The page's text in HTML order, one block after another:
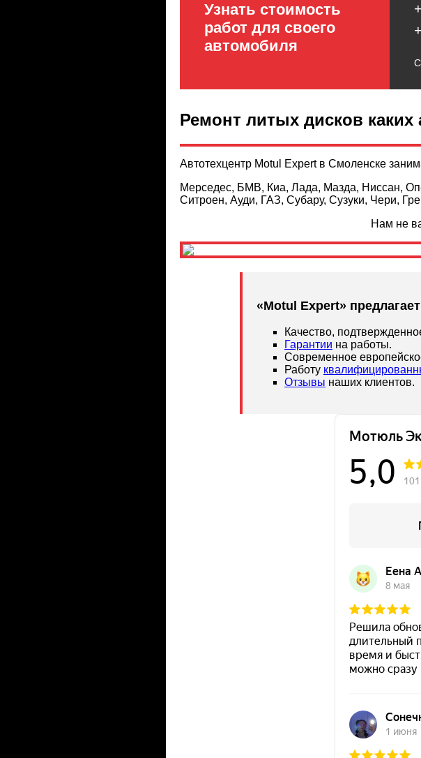
Узнать стоимость
работ для своего
автомобиля
Ремонт литых дисков
Автотехцентр Motul Expert в Смоленске
Мерседес, БМВ, Киа, Лада, Мазда, Ниссан,
Ситроен, Ауди, ГАЗ, Субару, Сузуки, Чери,
Нам не
«Motul Expert»
Качество,
Гарантии на работы.
Современное
Работу
Отзывы наших клиентов.